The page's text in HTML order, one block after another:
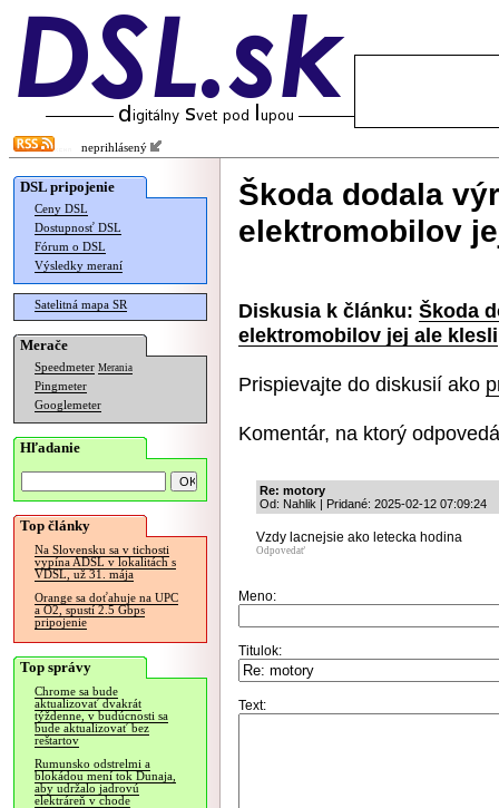
neprihlásený
DSL pripojenie
Ceny DSL
Dostupnosť DSL
Fórum o DSL
Výsledky meraní
Satelitná mapa SR
Merače
Speedmeter Merania
Pingmeter
Googlemeter
Hľadanie
Top články
Na Slovensku sa v tichosti
vypína ADSL v lokalitách s
VDSL, už 31. mája
Orange sa doťahuje na UPC
a O2, spustí 2.5 Gbps
pripojenie
Top správy
Chrome sa bude
aktualizovať dvakrát
týždenne, v budúcnosti sa
bude aktualizovať bez
reštartov
Rumunsko odstrelmi a
blokádou mení tok Dunaja,
aby udržalo jadrovú
elektráreň v chode
Škoda dodala
elektromobilov
Diskusia k článku: Škoda
elektromobilov jej ale klesli
Prispievajte do diskusií ako
Komentár, na ktorý
Re: motory
Od: Nahlik | Pridané: 2025-02-12 07:09:24
Vzdy lacnejsie ako letecka hodina
Odpovedať
Meno:
Titulok:
Text: